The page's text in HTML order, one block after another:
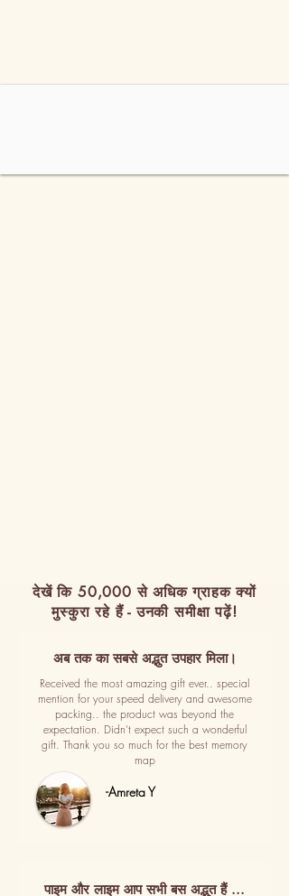
देखें कि 50,000 से अधिक ग्राहक क्यों
मुस्कुरा रहे हैं - उनकी समीक्षा पढ़ें!
अब तक का सबसे अद्भुत उपहार मिला।
Received the most amazing gift ever.. special
mention for your speed delivery and awesome
packing.. the product was beyond the
expectation. Didn't expect such a wonderful
gift. Thank you so much for the best memory
map
-Amreta Y
पाइम और लाइम आप सभी बस अद्भुत हैं ...